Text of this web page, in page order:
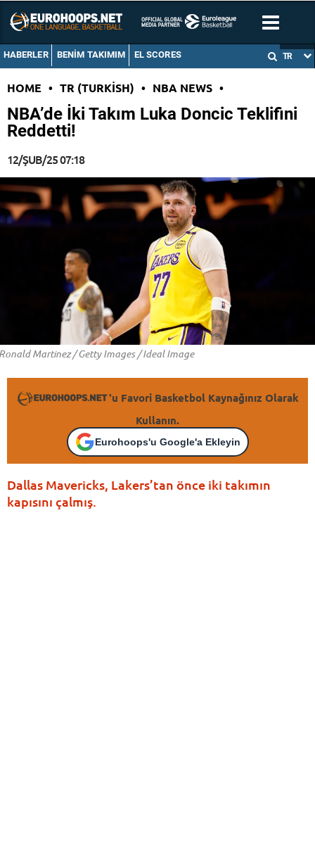
HABERLER BENIM TAKIMIM EL SCORES TR
HOME • TR (TURKISH) • NBA NEWS •
NBA’de İki Takım Luka Doncic Teklifini
Reddetti!
12/ŞUB/25 07:18
Martinez / Getty Images / Ideal Image
'u Favori Basketbol Kaynağınız Olarak
Kullanın.
Eurohoops'u Google'a Ekleyin
Dallas Mavericks, Lakers’tan önce iki takımın
kapısını çalmış.